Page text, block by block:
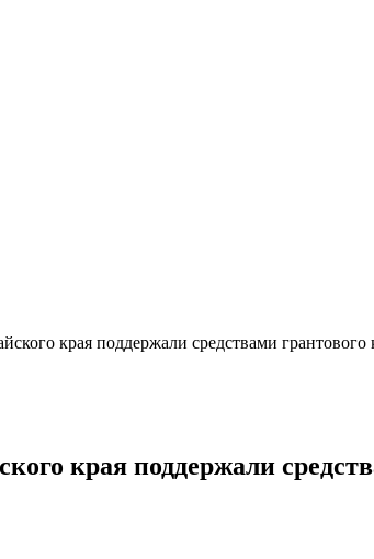
края поддержали средствами грантового
края поддержали